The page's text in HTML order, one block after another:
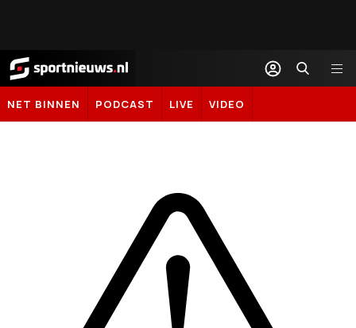
Sportnieuws.nl
NET BINNEN PODCAST LIVE VIDEO